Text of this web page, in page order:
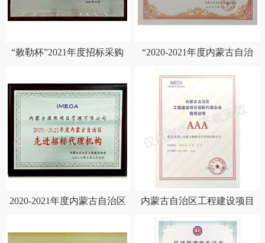
“敕勒杯”2021年度招标采购 “2020-2021年度内蒙古自治
区先进招标代理机构”
2020-2021年度内蒙古自治区 内蒙古自治区工程建设项目
招标代理机构信用证明AAA